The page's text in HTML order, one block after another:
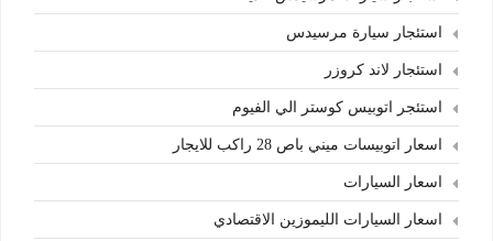
استئجار سيارة مرسيدس
استئجار لاند كروزر
استئجر اتوبيس كوستر الي الفيوم
اسعار اتوبيسات ميني باص 28 راكب للايجار
اسعار السيارات
اسعار السيارات الليموزين الاقتصادي